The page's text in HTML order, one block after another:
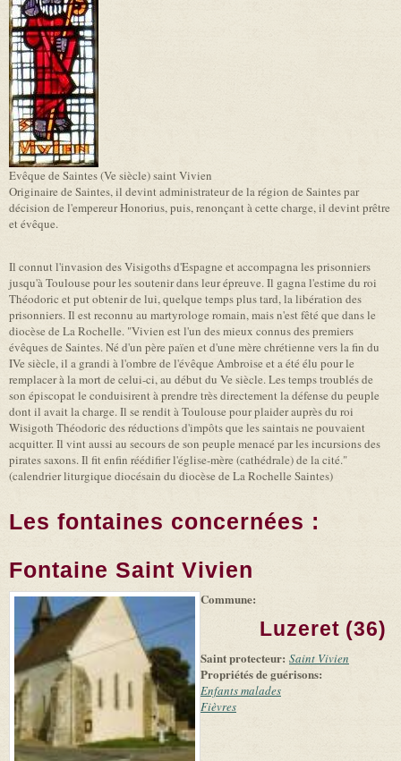
Evêque de Saintes (Ve siècle) saint Vivien
Originaire de Saintes, il devint administrateur de la région de Saintes par
décision de l'empereur Honorius, puis, renonçant à cette charge, il devint prêtre
et évêque.
Il connut l'invasion des Visigoths d'Espagne et accompagna les prisonniers
jusqu'à Toulouse pour les soutenir dans leur épreuve. Il gagna l'estime du roi
Théodoric et put obtenir de lui, quelque temps plus tard, la libération des
prisonniers. Il est reconnu au martyrologe romain, mais n'est fêté que dans le
diocèse de La Rochelle. "Vivien est l'un des mieux connus des premiers
évêques de Saintes. Né d'un père païen et d'une mère chrétienne vers la fin du
IVe siècle, il a grandi à l'ombre de l'évêque Ambroise et a été élu pour le
remplacer à la mort de celui-ci, au début du Ve siècle. Les temps troublés de
son épiscopat le conduisirent à prendre très directement la défense du peuple
dont il avait la charge. Il se rendit à Toulouse pour plaider auprès du roi
Wisigoth Théodoric des réductions d'impôts que les saintais ne pouvaient
acquitter. Il vint aussi au secours de son peuple menacé par les incursions des
pirates saxons. Il fit enfin réédifier l'église-mère (cathédrale) de la cité."
(calendrier liturgique diocésain du diocèse de La Rochelle Saintes)
Les fontaines concernées :
Fontaine Saint Vivien
Leaflet (link is
|
(link is
external)
Microsoft
and
suppliers
Commune:
Luzeret (36)
Saint protecteur: Saint Vivien
Propriétés de guérisons:
Enfants malades
Fièvres